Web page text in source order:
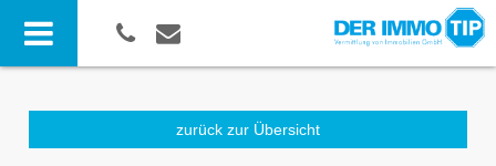
zurück zur Übersicht